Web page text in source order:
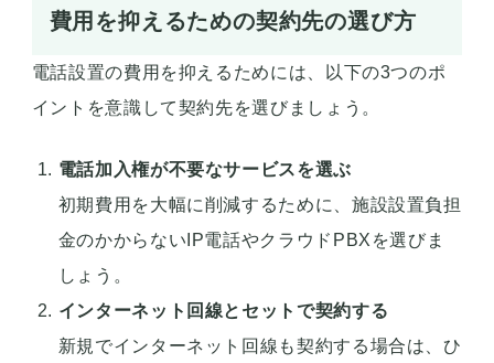
費用を抑えるための契約先の選び方
電話設置の費用を抑えるためには、以下の3つのポ
イントを意識して契約先を選びましょう。
電話加入権が不要なサービスを選ぶ
初期費用を大幅に削減するために、施設設置負担
金のかからないIP電話やクラウドPBXを選びま
しょう。
インターネット回線とセットで契約する
新規でインターネット回線も契約する場合は、ひ